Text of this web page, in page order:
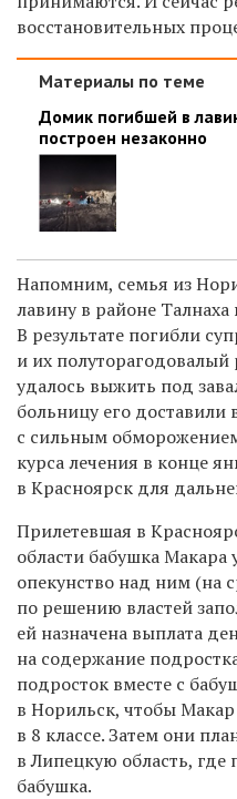
восстановительных
Материалы по теме
Домик погибшей в
построен незаконно
Напомним, семья из
лавину в районе Талнаха
В результате погибли
и их
удалось выжить под
больницу его доставили
с сильным
курса лечения в конце
в Красноярск для
Прилетевшая в
области бабушка
опекунство над ним (на
по решению властей
ей назначена выплата
на содержание
подросток вместе с
в Норильск, чтобы
в 8 классе. Затем они
в Липецкую область, где
бабушка.